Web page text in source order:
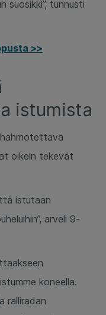
suosikki”, tunnusti
>>
istumista
oikein tekevät
istutaan
arveli 9-
koneella.
ralliradan